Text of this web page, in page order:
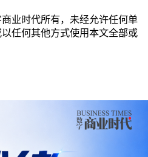
业时代所有，未经允许任何单
任何其他方式使用本文全部或